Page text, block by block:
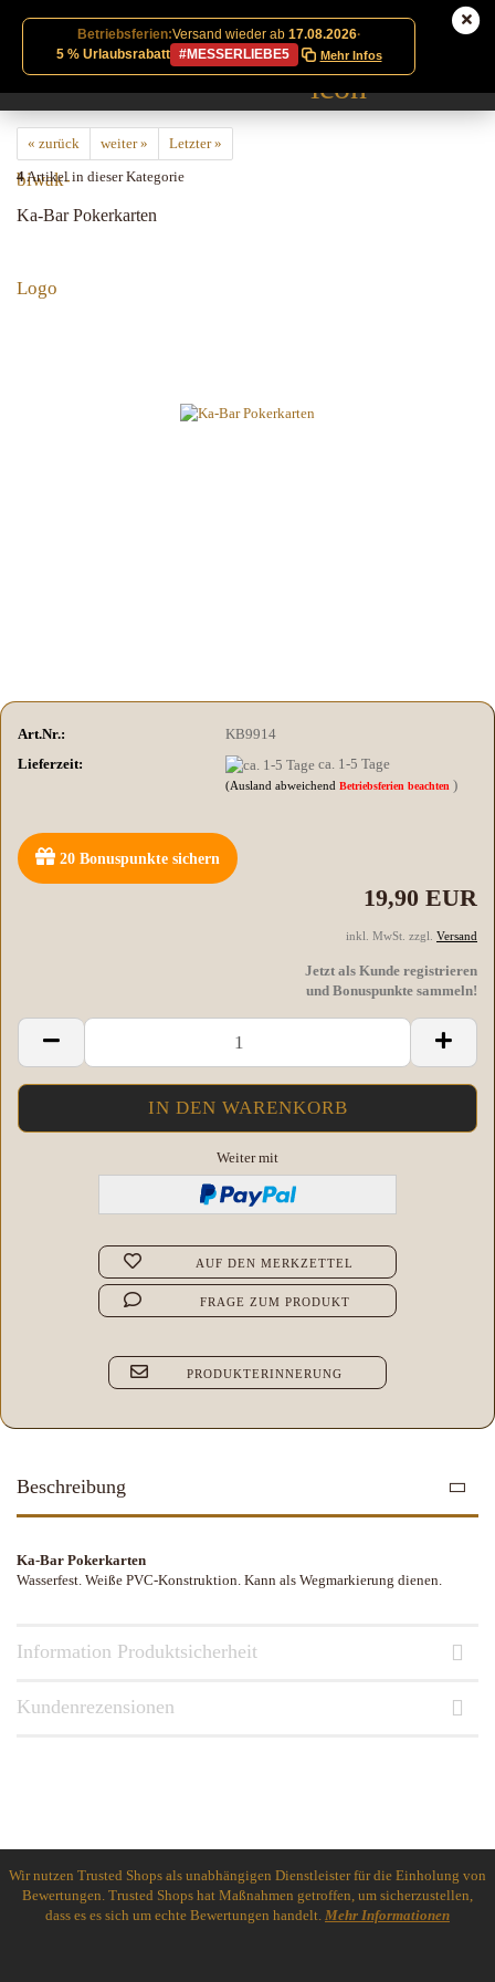
Betriebsferien:Versand wieder ab 17.08.2026·
5 % Urlaubsrabatt
#MESSERLIEBE5 Mehr Infos
« zurück weiter »
Letzter »
4Artikel in dieser Kategorie
Ka-Bar Pokerkarten
Art.Nr.:
KB9914
Lieferzeit:
ca. 1-5 Tage
(Ausland abweichendBetriebsferien beachten )
20 Bonuspunkte sichern
19,90 EUR
inkl. MwSt. zzgl. Versand
Jetzt als Kunde registrieren
und Bonuspunkte sammeln!
Weiter mit
AUF DEN MERKZETTEL
FRAGE ZUM PRODUKT
PRODUKTERINNERUNG
Beschreibung
Ka-Bar Pokerkarten
Wasserfest. Weiße PVC-Konstruktion. Kann als Wegmarkierung dienen.
Information Produktsicherheit
Kundenrezensionen
Wir nutzen Trusted Shops als unabhängigen Dienstleister für die Einholung von
Bewertungen. Trusted Shops hat Maßnahmen getroffen, um sicherzustellen,
dass es es sich um echte Bewertungen handelt. Mehr Informationen